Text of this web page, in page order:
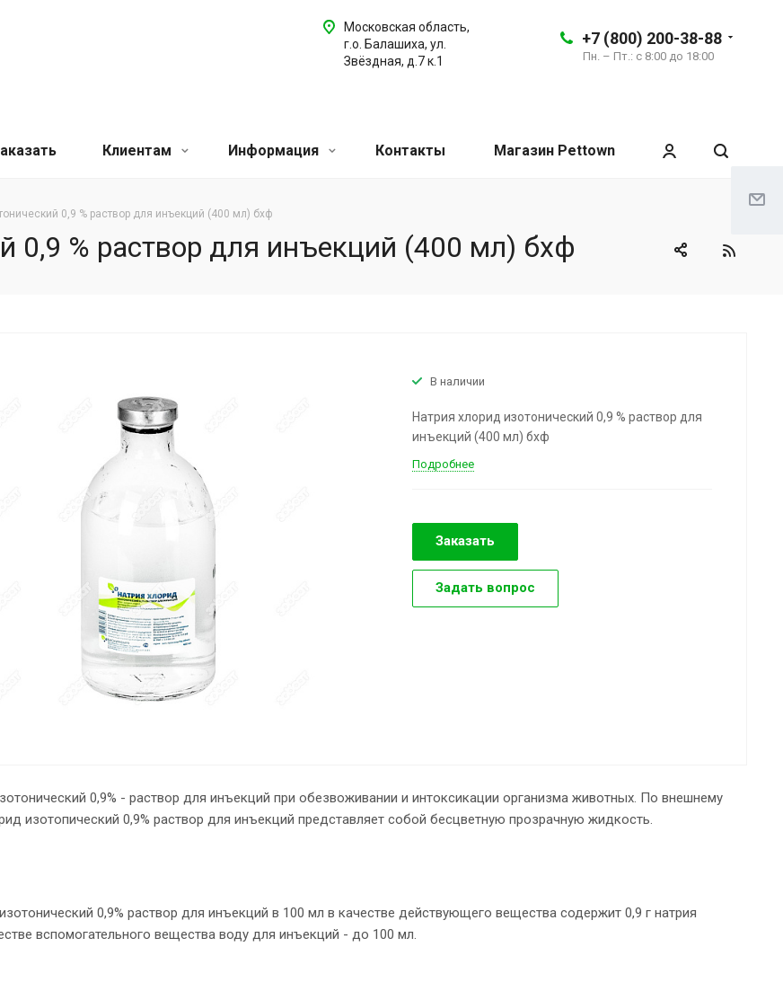
+7 (800) 200-38-88
Пн. – Пт.: с 8:00 до 18:00
Московская область,
г.о. Балашиха, ул.
Звёздная, д.7 к.1
Клиентам Информация Контакты Магазин Pettown
0,9 % раствор для инъекций (400 мл) бхф
0,9 % раствор для инъекций (400 мл) бхф
В наличии
Натрия хлорид изотонический 0,9 % раствор для
инъекций (400 мл) бхф
Подробнее
Заказать
Задать вопрос
0,9% - раствор для инъекций при обезвоживании и интоксикации организма животных. По внешнему
изотопический 0,9% раствор для инъекций представляет собой бесцветную прозрачную жидкость.
0,9% раствор для инъекций в 100 мл в качестве действующего вещества содержит 0,9 г натрия
вспомогательного вещества воду для инъекций - до 100 мл.